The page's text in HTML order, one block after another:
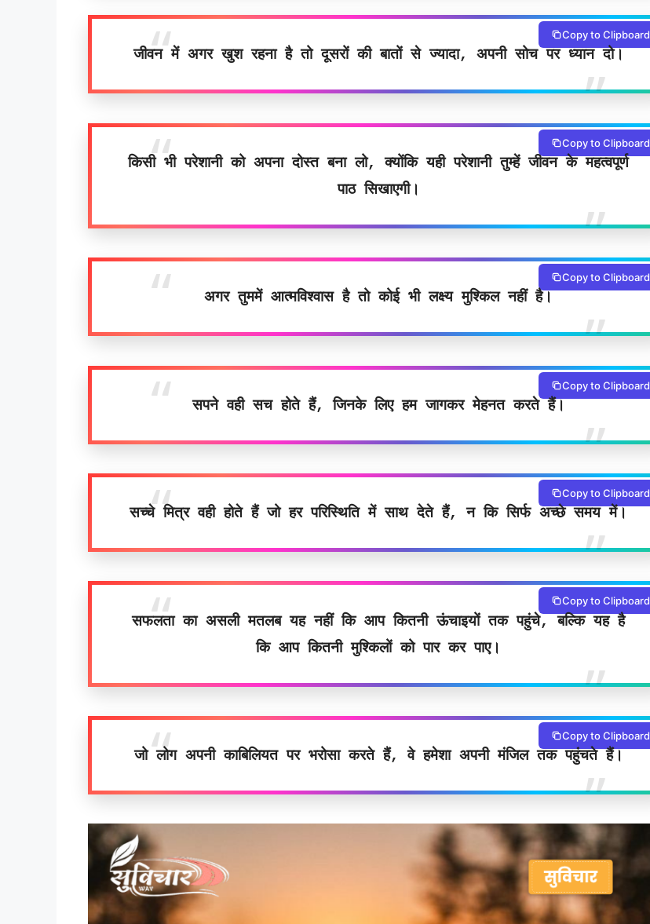
जीवन में अगर खुश रहना है तो दूसरों की बातों से ज्यादा, अपनी सोच पर ध्यान दो।
Copy to Clipboard
किसी भी परेशानी को अपना दोस्त बना लो, क्योंकि यही परेशानी तुम्हें जीवन के महत्वपूर्ण
पाठ सिखाएगी।
Copy to Clipboard
अगर तुममें आत्मविश्वास है तो कोई भी लक्ष्य मुश्किल नहीं है।
Copy to Clipboard
सपने वही सच होते हैं, जिनके लिए हम जागकर मेहनत करते हैं।
Copy to Clipboard
सच्चे मित्र वही होते हैं जो हर परिस्थिति में साथ देते हैं, न कि सिर्फ अच्छे समय में।
Copy to Clipboard
सफलता का असली मतलब यह नहीं कि आप कितनी ऊंचाइयों तक पहुंचे, बल्कि यह है
कि आप कितनी मुश्किलों को पार कर पाए।
Copy to Clipboard
जो लोग अपनी काबिलियत पर भरोसा करते हैं, वे हमेशा अपनी मंजिल तक पहुंचते हैं।
Copy to Clipboard